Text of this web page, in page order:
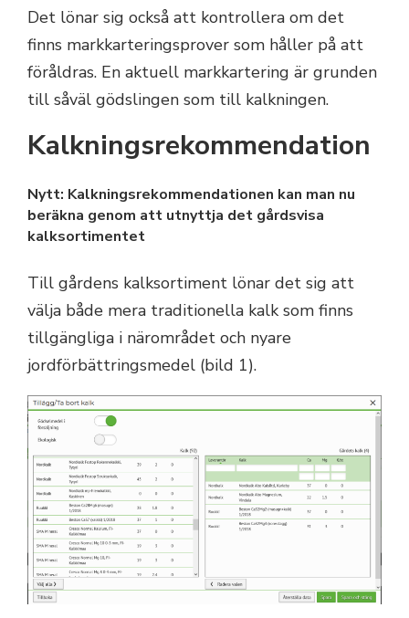
Det lönar sig också att kontrollera om det
finns markkarteringsprover som håller på att
föråldras. En aktuell markkartering är grunden
till såväl gödslingen som till kalkningen.
Kalkningsrekommendation
Nytt: Kalkningsrekommendationen kan man nu
beräkna genom att utnyttja det gårdsvisa
kalksortimentet
Till gårdens kalksortiment lönar det sig att
välja både mera traditionella kalk som finns
tillgängliga i närområdet och nyare
jordförbättringsmedel (bild 1).